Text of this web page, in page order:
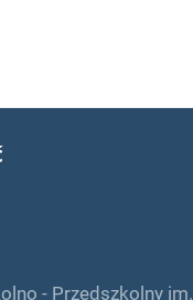
- Przedszkolny im.